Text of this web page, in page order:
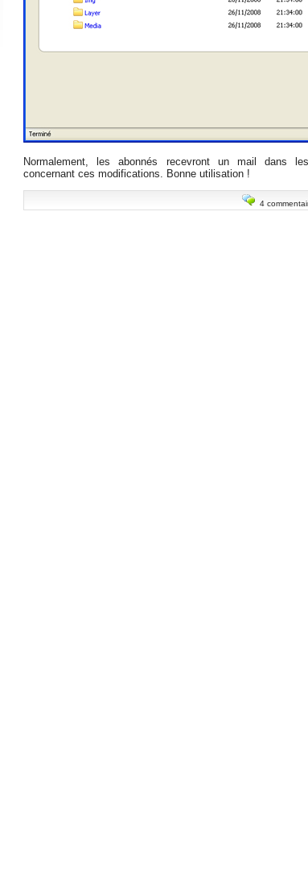
Normalement, les abonnés recevront un mail dans
concernant ces modifications. Bonne utilisation !
4